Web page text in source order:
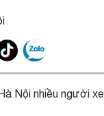
Nội nhiều người